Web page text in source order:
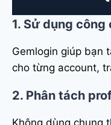
1. Sử dụng
Gemlogin giúp bạn
cho từng account,
2. Phân tách
Không dùng chung